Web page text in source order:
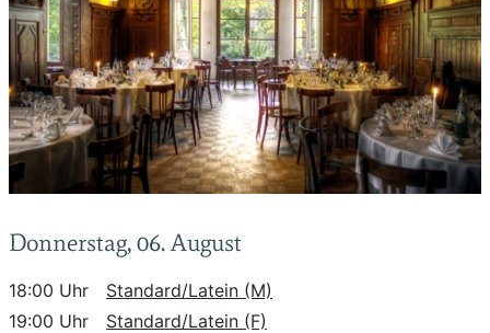
Donnerstag, 06. August
18:00 Uhr
Standard/Latein (M)
19:00 Uhr
Standard/Latein (F)